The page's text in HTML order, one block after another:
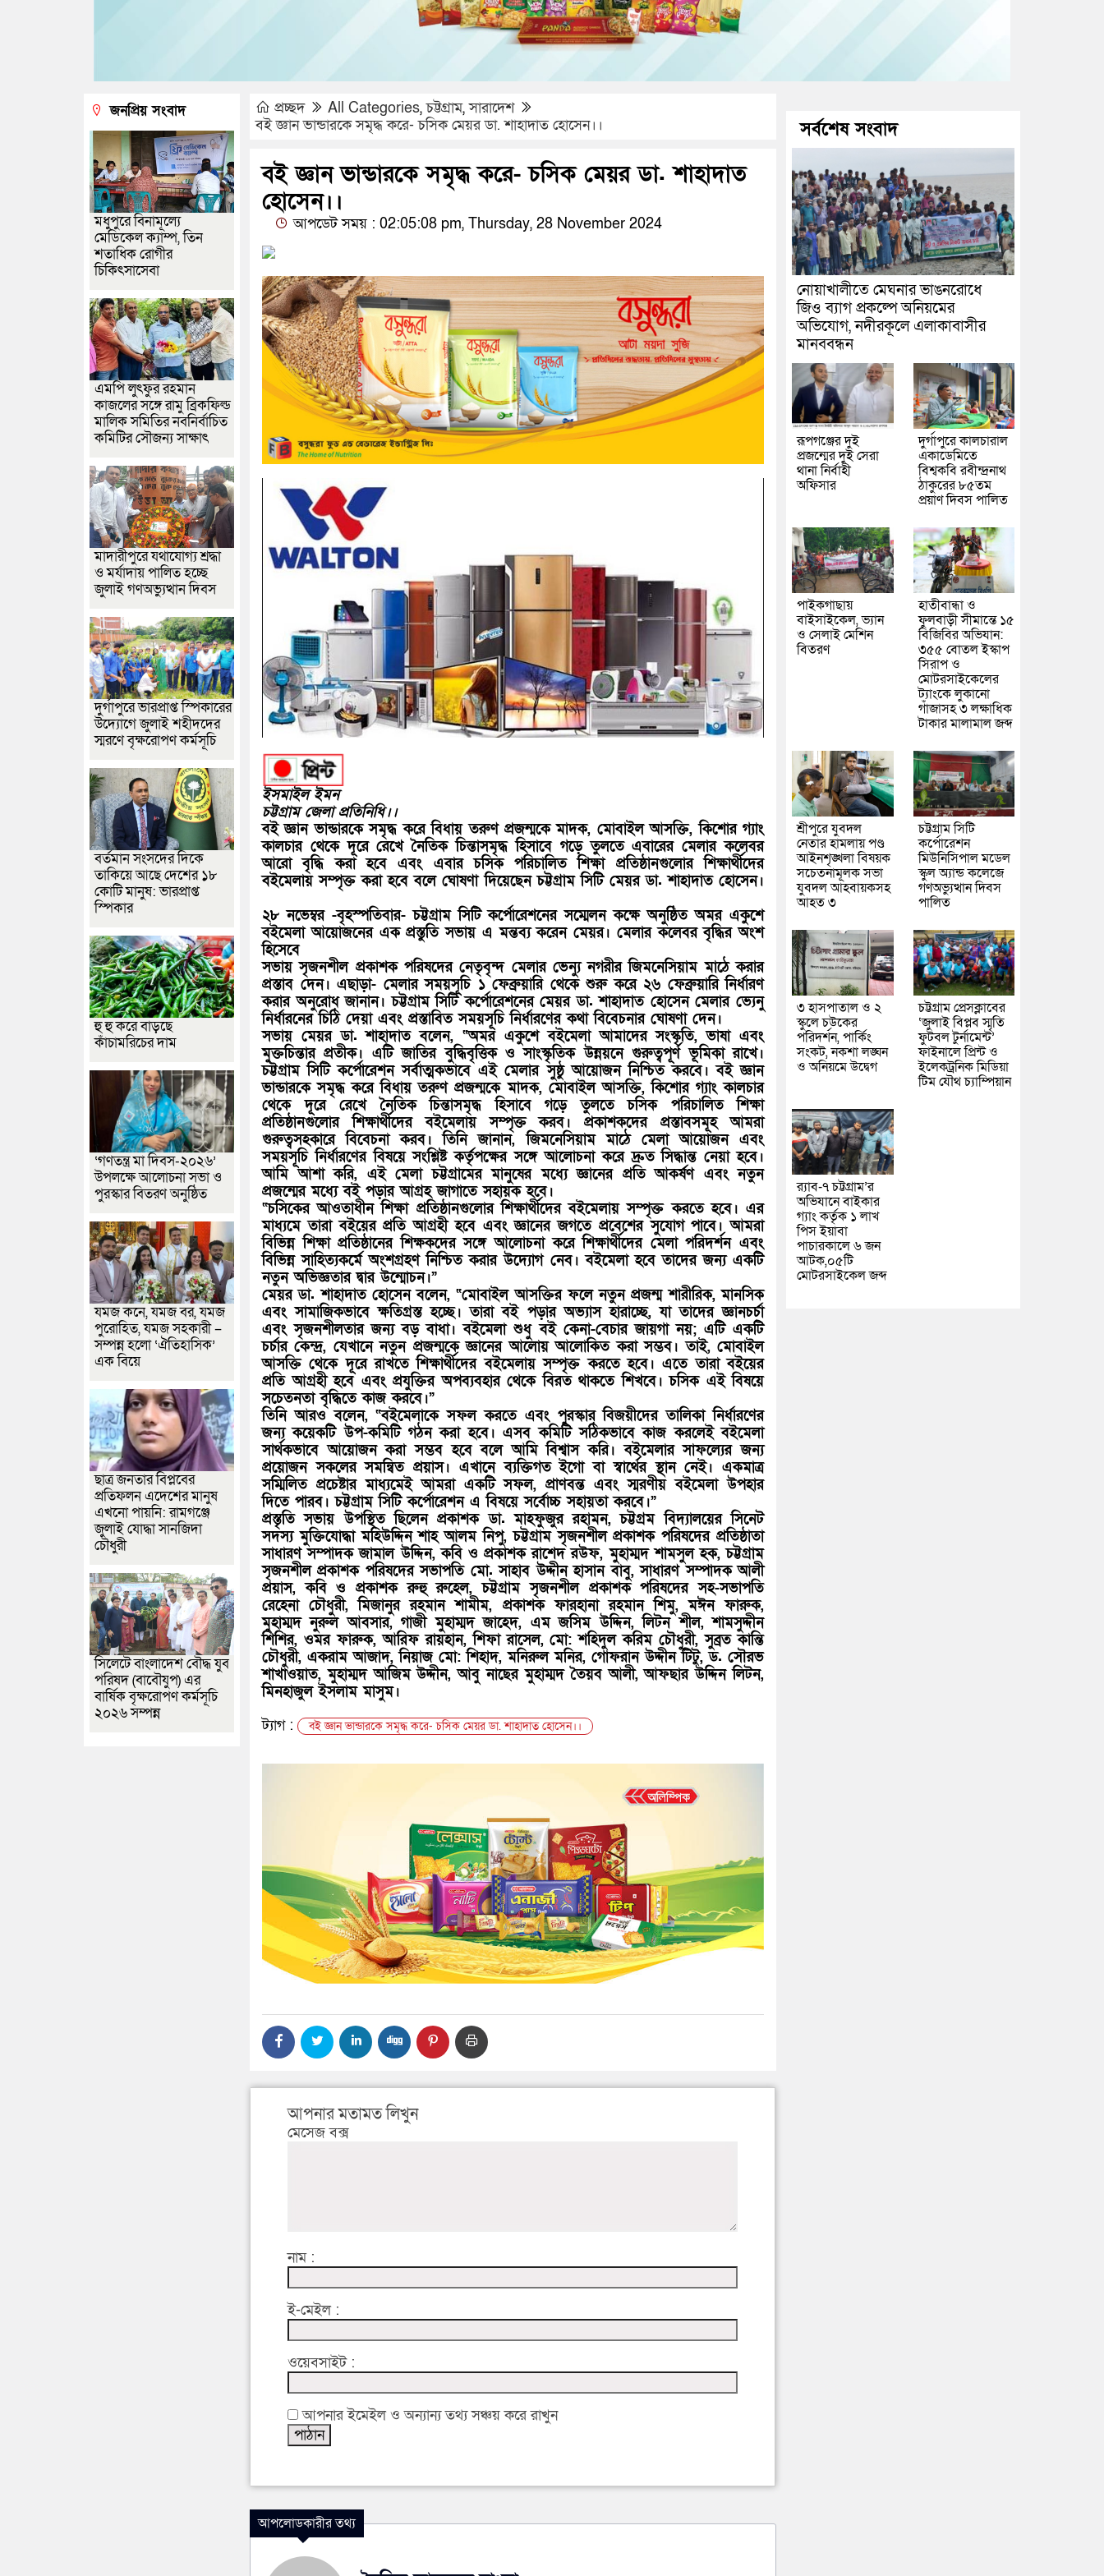
প্রচ্ছদ All Categories,চট্টগ্রাম,সারাদেশ
বই জ্ঞান ভান্ডারকে সমৃদ্ধ করে- চসিক মেয়র ডা. শাহাদাত হোসেন।।
বই জ্ঞান ভান্ডারকে সমৃদ্ধ করে- চসিক মেয়র ডা. শাহাদাত
হোসেন।।
আপডেট সময় : 02:05:08 pm, Thursday, 28 November 2024
ইসমাইল ইমন
চট্টগ্রাম জেলা প্রতিনিধি।।
বই জ্ঞান ভান্ডারকে সমৃদ্ধ করে বিধায় তরুণ প্রজন্মকে মাদক, মোবাইল আসক্তি, কিশোর গ্যাং
কালচার থেকে দূরে রেখে নৈতিক চিন্তাসমৃদ্ধ হিসাবে গড়ে তুলতে এবারের মেলার কলেবর
আরো বৃদ্ধি করা হবে এবং এবার চসিক পরিচালিত শিক্ষা প্রতিষ্ঠানগুলোর শিক্ষার্থীদের
বইমেলায় সম্পৃক্ত করা হবে বলে ঘোষণা দিয়েছেন চট্টগ্রাম সিটি মেয়র ডা. শাহাদাত হোসেন।
২৮ নভেম্বর -বৃহস্পতিবার- চট্টগ্রাম সিটি কর্পোরেশনের সম্মেলন কক্ষে অনুষ্ঠিত অমর একুশে
বইমেলা আয়োজনের এক প্রস্তুতি সভায় এ মন্তব্য করেন মেয়র। মেলার কলেবর বৃদ্ধির অংশ
হিসেবে
সভায় সৃজনশীল প্রকাশক পরিষদের নেতৃবৃন্দ মেলার ভেন্যু নগরীর জিমনেসিয়াম মাঠে করার
প্রস্তাব দেন। এছাড়া- মেলার সময়সূচি ১ ফেব্রুয়ারি থেকে শুরু করে ২৬ ফেব্রুয়ারি নির্ধারণ
করার অনুরোধ জানান। চট্টগ্রাম সিটি কর্পোরেশনের মেয়র ডা. শাহাদাত হোসেন মেলার ভ্যেনু
নির্ধারনের চিঠি দেয়া এবং প্রস্তাবিত সময়সূচি নির্ধারণের কথা বিবেচনার ঘোষণা দেন।
সভায় মেয়র ডা. শাহাদাত বলেন, “অমর একুশে বইমেলা আমাদের সংস্কৃতি, ভাষা এবং
মুক্তচিন্তার প্রতীক। এটি জাতির বুদ্ধিবৃত্তিক ও সাংস্কৃতিক উন্নয়নে গুরুত্বপূর্ণ ভূমিকা রাখে।
চট্টগ্রাম সিটি কর্পোরেশন সর্বাত্মকভাবে এই মেলার সুষ্ঠু আয়োজন নিশ্চিত করবে। বই জ্ঞান
ভান্ডারকে সমৃদ্ধ করে বিধায় তরুণ প্রজন্মকে মাদক, মোবাইল আসক্তি, কিশোর গ্যাং কালচার
থেকে দূরে রেখে নৈতিক চিন্তাসমৃদ্ধ হিসাবে গড়ে তুলতে চসিক পরিচালিত শিক্ষা
প্রতিষ্ঠানগুলোর শিক্ষার্থীদের বইমেলায় সম্পৃক্ত করব। প্রকাশকদের প্রস্তাবসমূহ আমরা
গুরুত্বসহকারে বিবেচনা করব। তিনি জানান, জিমনেসিয়াম মাঠে মেলা আয়োজন এবং
সময়সূচি নির্ধারণের বিষয়ে সংশ্লিষ্ট কর্তৃপক্ষের সঙ্গে আলোচনা করে দ্রুত সিদ্ধান্ত নেয়া হবে।
আমি আশা করি, এই মেলা চট্টগ্রামের মানুষের মধ্যে জ্ঞানের প্রতি আকর্ষণ এবং নতুন
প্রজন্মের মধ্যে বই পড়ার আগ্রহ জাগাতে সহায়ক হবে।
“চসিকের আওতাধীন শিক্ষা প্রতিষ্ঠানগুলোর শিক্ষার্থীদের বইমেলায় সম্পৃক্ত করতে হবে। এর
মাধ্যমে তারা বইয়ের প্রতি আগ্রহী হবে এবং জ্ঞানের জগতে প্রবেশের সুযোগ পাবে। আমরা
বিভিন্ন শিক্ষা প্রতিষ্ঠানের শিক্ষকদের সঙ্গে আলোচনা করে শিক্ষার্থীদের মেলা পরিদর্শন এবং
বিভিন্ন সাহিত্যকর্মে অংশগ্রহণ নিশ্চিত করার উদ্যোগ নেব। বইমেলা হবে তাদের জন্য একটি
নতুন অভিজ্ঞতার দ্বার উন্মোচন।”
মেয়র ডা. শাহাদাত হোসেন বলেন, “মোবাইল আসক্তির ফলে নতুন প্রজন্ম শারীরিক, মানসিক
এবং সামাজিকভাবে ক্ষতিগ্রস্ত হচ্ছে। তারা বই পড়ার অভ্যাস হারাচ্ছে, যা তাদের জ্ঞানচর্চা
এবং সৃজনশীলতার জন্য বড় বাধা। বইমেলা শুধু বই কেনা-বেচার জায়গা নয়; এটি একটি
চর্চার কেন্দ্র, যেখানে নতুন প্রজন্মকে জ্ঞানের আলোয় আলোকিত করা সম্ভব। তাই, মোবাইল
আসক্তি থেকে দূরে রাখতে শিক্ষার্থীদের বইমেলায় সম্পৃক্ত করতে হবে। এতে তারা বইয়ের
প্রতি আগ্রহী হবে এবং প্রযুক্তির অপব্যবহার থেকে বিরত থাকতে শিখবে। চসিক এই বিষয়ে
সচেতনতা বৃদ্ধিতে কাজ করবে।”
তিনি আরও বলেন, “বইমেলাকে সফল করতে এবং পুরস্কার বিজয়ীদের তালিকা নির্ধারণের
জন্য কয়েকটি উপ-কমিটি গঠন করা হবে। এসব কমিটি সঠিকভাবে কাজ করলেই বইমেলা
সার্থকভাবে আয়োজন করা সম্ভব হবে বলে আমি বিশ্বাস করি। বইমেলার সাফল্যের জন্য
প্রয়োজন সকলের সমন্বিত প্রয়াস। এখানে ব্যক্তিগত ইগো বা স্বার্থের স্থান নেই। একমাত্র
সম্মিলিত প্রচেষ্টার মাধ্যমেই আমরা একটি সফল, প্রাণবন্ত এবং স্মরণীয় বইমেলা উপহার
দিতে পারব। চট্টগ্রাম সিটি কর্পোরেশন এ বিষয়ে সর্বোচ্চ সহায়তা করবে।”
প্রস্তৃতি সভায় উপস্থিত ছিলেন প্রকাশক ডা. মাহফুজুর রহামন, চট্টগ্রম বিদ্যালয়ের সিনেট
সদস্য মুক্তিযোদ্ধা মহিউদ্দিন শাহ আলম নিপু, চট্টগ্রাম সৃজনশীল প্রকাশক পরিষদের প্রতিষ্ঠাতা
সাধারণ সম্পাদক জামাল উদ্দিন, কবি ও প্রকাশক রাশেদ রউফ, মুহাম্মদ শামসুল হক, চট্টগ্রাম
সৃজনশীল প্রকাশক পরিষদের সভাপতি মো. সাহাব উদ্দীন হাসান বাবু, সাধারণ সম্পাদক আলী
প্রয়াস, কবি ও প্রকাশক রুহু রুহেল, চট্টগ্রাম সৃজনশীল প্রকাশক পরিষদের সহ-সভাপতি
রেহেনা চৌধুরী, মিজানুর রহমান শামীম, প্রকাশক ফারহানা রহমান শিমু, মঈন ফারুক,
মুহাম্মদ নুরুল আবসার, গাজী মুহাম্মদ জাহেদ, এম জসিম উদ্দিন, লিটন শীল, শামসুদ্দীন
শিশির, ওমর ফারুক, আরিফ রায়হান, শিফা রাসেল, মো: শহিদুল করিম চৌধুরী, সুব্রত কান্তি
চৌধুরী, একরাম আজাদ, নিয়াজ মো: শিহাদ, মনিরুল মনির, গোফরান উদ্দীন টিটু, ড. সৌরভ
শাখাওয়াত, মুহাম্মদ আজিম উদ্দীন, আবু নাছের মুহাম্মদ তৈয়ব আলী, আফছার উদ্দিন লিটন,
মিনহাজুল ইসলাম মাসুম।
ট্যাগ :
বই জ্ঞান ভান্ডারকে সমৃদ্ধ করে- চসিক মেয়র ডা. শাহাদাত হোসেন।।
আপনার মতামত লিখুন
মেসেজ বক্স
নাম :
ই-মেইল :
ওয়েবসাইট :
আপনার ইমেইল ও অন্যান্য তথ্য সঞ্চয় করে রাখুন
আপলোডকারীর তথ্য
জনপ্রিয় সংবাদ
মধুপুরে বিনামূল্যে
মেডিকেল ক্যাম্প, তিন
শতাধিক রোগীর
চিকিৎসাসেবা
এমপি লুৎফুর রহমান
কাজলের সঙ্গে রামু ব্রিকফিল্ড
মালিক সমিতির নবনির্বাচিত
কমিটির সৌজন্য সাক্ষাৎ
মাদারীপুরে যথাযোগ্য শ্রদ্ধা
ও মর্যাদায় পালিত হচ্ছে
জুলাই গণঅভ্যুত্থান দিবস
দুর্গাপুরে ভারপ্রাপ্ত স্পিকারের
উদ্যোগে জুলাই শহীদদের
স্মরণে বৃক্ষরোপণ কর্মসূচি
বর্তমান সংসদের দিকে
তাকিয়ে আছে দেশের ১৮
কোটি মানুষ: ভারপ্রাপ্ত
স্পিকার
হু হু করে বাড়ছে
কাঁচামরিচের দাম
‘গণতন্ত্র মা দিবস-২০২৬’
উপলক্ষে আলোচনা সভা ও
পুরস্কার বিতরণ অনুষ্ঠিত
যমজ কনে, যমজ বর, যমজ
পুরোহিত, যমজ সহকারী –
সম্পন্ন হলো ‘ঐতিহাসিক’
এক বিয়ে
ছাত্র জনতার বিপ্লবের
প্রতিফলন এদেশের মানুষ
এখনো পায়নি: রামগঞ্জে
জুলাই যোদ্ধা সানজিদা
চৌধুরী
সিলেটে বাংলাদেশ বৌদ্ধ যুব
পরিষদ (বাবৌযুপ) এর
বার্ষিক বৃক্ষরোপণ কর্মসূচি
২০২৬ সম্পন্ন
সর্বশেষ সংবাদ
নোয়াখালীতে মেঘনার ভাঙনরোধে
জিও ব্যাগ প্রকল্পে অনিয়মের
অভিযোগ, নদীরকূলে এলাকাবাসীর
মানববন্ধন
রূপগঞ্জের দুই
প্রজন্মের দুই সেরা
থানা নির্বাহী
অফিসার
দুর্গাপুরে কালচারাল
একাডেমিতে
বিশ্বকবি রবীন্দ্রনাথ
ঠাকুরের ৮৫তম
প্রয়াণ দিবস পালিত
পাইকগাছায়
বাইসাইকেল, ভ্যান
ও সেলাই মেশিন
বিতরণ
হাতীবান্ধা ও
ফুলবাড়ী সীমান্তে ১৫
বিজিবির অভিযান:
৩৫৫ বোতল ইস্কাপ
সিরাপ ও
মোটরসাইকেলের
ট্যাংকে লুকানো
গাঁজাসহ ৩ লক্ষাধিক
টাকার মালামাল জব্দ
শ্রীপুরে যুবদল
নেতার হামলায় পণ্ড
আইনশৃঙ্খলা বিষয়ক
সচেতনামূলক সভা
যুবদল আহবায়কসহ
আহত ৩
চট্টগ্রাম সিটি
কর্পোরেশন
মিউনিসিপাল মডেল
স্কুল অ্যান্ড কলেজে
গণঅভ্যুত্থান দিবস
পালিত
৩ হাসপাতাল ও ২
স্কুলে চউকের
পরিদর্শন, পার্কিং
সংকট, নকশা লঙ্ঘন
ও অনিয়মে উদ্বেগ
চট্টগ্রাম প্রেসক্লাবের
‘জুলাই বিপ্লব স্মৃতি
ফুটবল টুর্নামেন্ট’
ফাইনালে প্রিন্ট ও
ইলেকট্রনিক মিডিয়া
টিম যৌথ চ্যাম্পিয়ান
র‌্যাব-৭ চট্টগ্রাম’র
অভিযানে বাইকার
গ্যাং কর্তৃক ১ লাখ
পিস ইয়াবা
পাচারকালে ৬ জন
আটক,০৫টি
মোটরসাইকেল জব্দ